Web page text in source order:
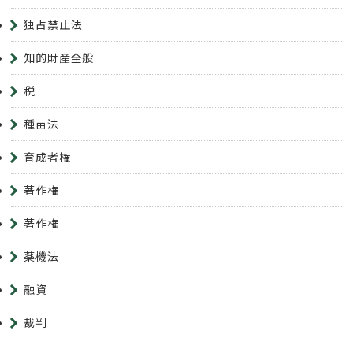
独占禁止法
知的財産全般
税
種苗法
育成者権
著作権
著作権
薬機法
融資
裁判